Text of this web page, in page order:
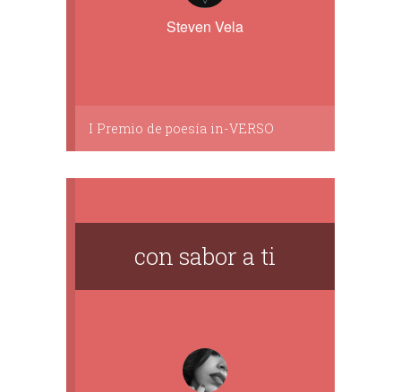
Steven Vela
I Premio de poesía in-VERSO
con sabor a ti